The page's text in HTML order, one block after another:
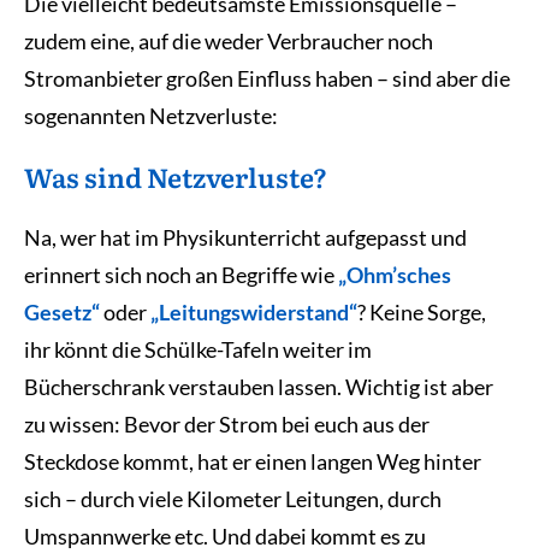
zudem eine, auf die weder Verbraucher noch
Stromanbieter großen Einfluss haben – sind aber die
sogenannten Netzverluste:
Was sind Netzverluste?
Na, wer hat im Physikunterricht aufgepasst und
erinnert sich noch an Begriffe wie„Ohm’sches
Gesetz“oder„Leitungswiderstand“? Keine Sorge,
ihr könnt die Schülke-Tafeln weiter im
Bücherschrank verstauben lassen. Wichtig ist aber
zu wissen: Bevor der Strom bei euch aus der
Steckdose kommt, hat er einen langen Weg hinter
sich – durch viele Kilometer Leitungen, durch
Umspannwerke etc. Und dabei kommt es zu